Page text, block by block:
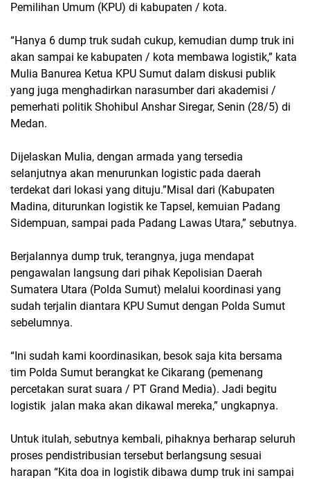
Pemilihan Umum (KPU) di kabupaten / kota.
“Hanya 6 dump truk sudah cukup, kemudian dump truk ini
akan sampai ke kabupaten / kota membawa logistik,” kata
Mulia Banurea Ketua KPU Sumut dalam diskusi publik
yang juga menghadirkan narasumber dari akademisi /
pemerhati politik Shohibul Anshar Siregar, Senin (28/5) di
Medan.
Dijelaskan Mulia, dengan armada yang tersedia
selanjutnya akan menurunkan logistic pada daerah
terdekat dari lokasi yang dituju.”Misal dari (Kabupaten
Madina, diturunkan logistik ke Tapsel, kemuian Padang
Sidempuan, sampai pada Padang Lawas Utara,” sebutnya.
Berjalannya dump truk, terangnya, juga mendapat
pengawalan langsung dari pihak Kepolisian Daerah
Sumatera Utara (Polda Sumut) melalui koordinasi yang
sudah terjalin diantara KPU Sumut dengan Polda Sumut
sebelumnya.
“Ini sudah kami koordinasikan, besok saja kita bersama
tim Polda Sumut berangkat ke Cikarang (pemenang
percetakan surat suara / PT Grand Media). Jadi begitu
logistik jalan maka akan dikawal mereka,” ungkapnya.
Untuk itulah, sebutnya kembali, pihaknya berharap seluruh
proses pendistribusian tersebut berlangsung sesuai
harapan “Kita doa in logistik dibawa dump truk ini sampai